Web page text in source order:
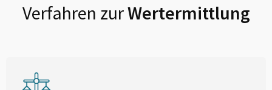
Verfahren zurWertermittlung